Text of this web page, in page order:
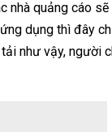
nhà quảng cáo
dụng thì đây
như vậy, người